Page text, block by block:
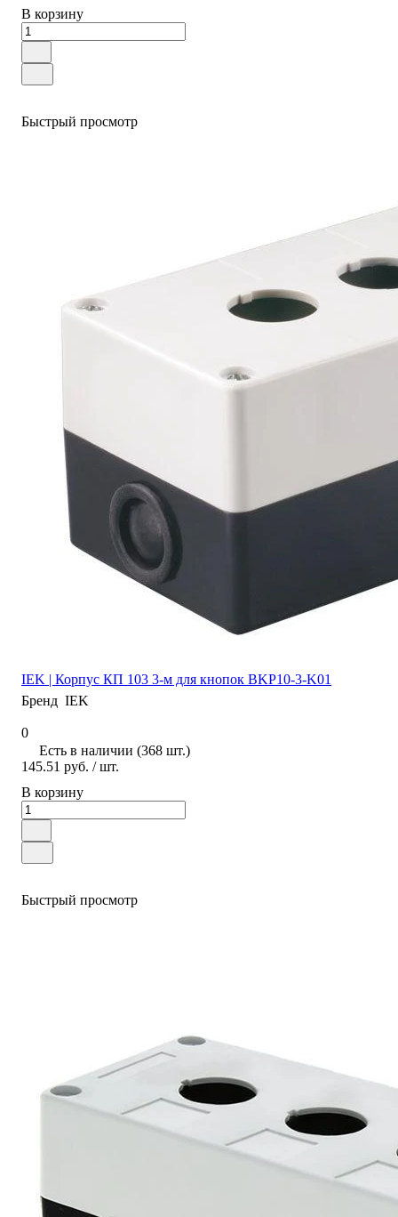
В корзину
Быстрый просмотр
IEK | Корпус КП 103 3-м для кнопок BKP10-3-K01
Бренд IEK
0
Есть в наличии (368 шт.)
145.51 руб. / шт.
В корзину
Быстрый просмотр